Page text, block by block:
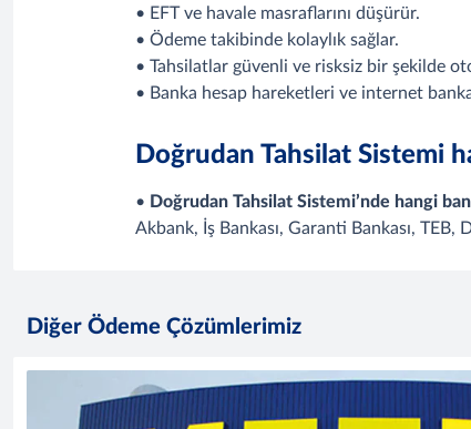
• EFT ve havale masraflarını düşürür.
• Ödeme takibinde kolaylık sağlar.
• Tahsilatlar güvenli ve risksiz bir şekilde
• Banka hesap hareketleri ve internet
Doğrudan Tahsilat Sistemi
• Doğrudan Tahsilat Sistemi’nde hangi
Akbank, İş Bankası, Garanti Bankası, TEB,
Diğer Ödeme Çözümlerimiz